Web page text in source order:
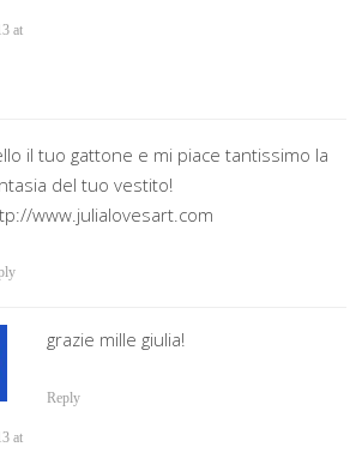
at
il tuo gattone e mi piace tantissimo la
del tuo vestito!
www.julialovesart.com
at
grazie mille giulia!
Reply